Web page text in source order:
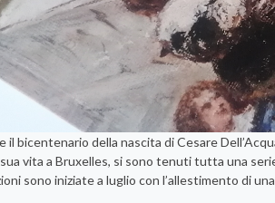
il bicentenario della nascita di Cesare
vita a Bruxelles, si sono tenuti tutta una
sono iniziate a luglio con l’allestimento di